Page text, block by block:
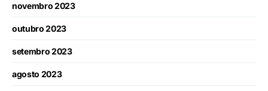
novembro 2023
outubro 2023
setembro 2023
agosto 2023